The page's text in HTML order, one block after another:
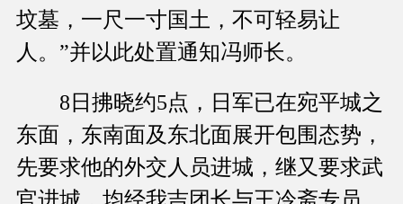
坟墓，一尺一寸国土，不可轻易让
人。”并以此处置通知冯师长。
8日拂晓约5点，日军已在宛平城之
东面，东南面及东北面展开包围态势，
先要求他的外交人员进城，继又要求武
官进城，均经我吉团长与王冷斋专员